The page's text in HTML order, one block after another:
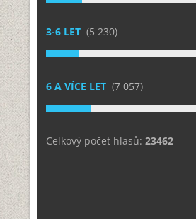
3-6 LET (5 230)
6 A VÍCE LET (7 057)
Celkový počet hlasů: 23462